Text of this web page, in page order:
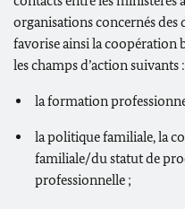
organisations concernés des
favorise ainsi la coopération
les champs d’action suivants :
la formation
la politique familiale, la
familiale/du statut de
professionnelle ;